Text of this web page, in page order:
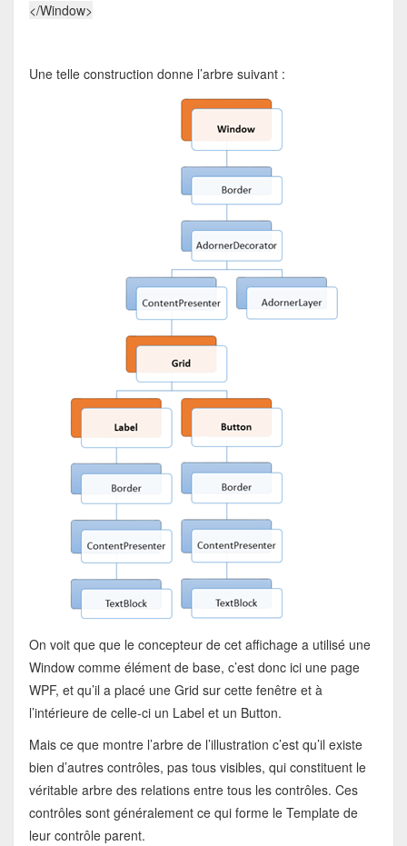
</Window>
Une telle construction donne l’arbre suivant :
On voit que que le concepteur de cet affichage a utilisé une
Window comme élément de base, c’est donc ici une page
WPF, et qu’il a placé une Grid sur cette fenêtre et à
l’intérieure de celle-ci un Label et un Button.
Mais ce que montre l’arbre de l’illustration c’est qu’il existe
bien d’autres contrôles, pas tous visibles, qui constituent le
véritable arbre des relations entre tous les contrôles. Ces
contrôles sont généralement ce qui forme le Template de
leur contrôle parent.